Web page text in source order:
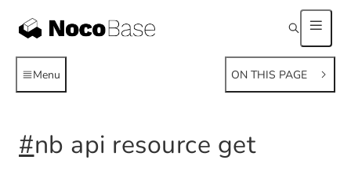
Menu ON THIS PAGE
#nb api resource get